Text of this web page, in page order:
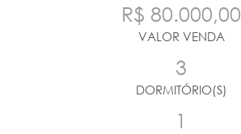
R$ 80.000,00
VALOR VENDA
3
DORMITÓRIO(S)
1